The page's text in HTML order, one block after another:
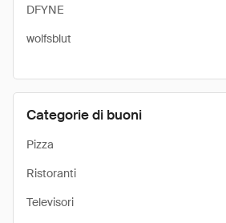
DFYNE
wolfsblut
Categorie di buoni
Pizza
Ristoranti
Televisori